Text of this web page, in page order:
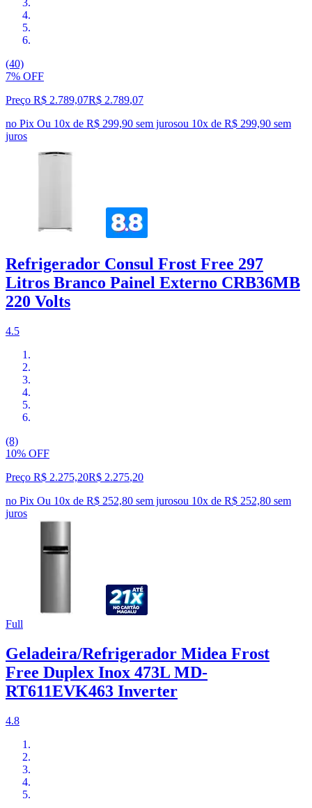
(40)
7% OFF
Preço R$ 2.789,07R$ 2.789,07
no Pix Ou 10x de R$ 299,90 sem jurosou 10x de R$ 299,90 sem
juros
Refrigerador Consul Frost Free 297
Litros Branco Painel Externo CRB36MB
220 Volts
4.5
(8)
10% OFF
Preço R$ 2.275,20R$ 2.275,20
no Pix Ou 10x de R$ 252,80 sem jurosou 10x de R$ 252,80 sem
juros
Full
Geladeira/Refrigerador Midea Frost
Free Duplex Inox 473L MD-
RT611EVK463 Inverter
4.8